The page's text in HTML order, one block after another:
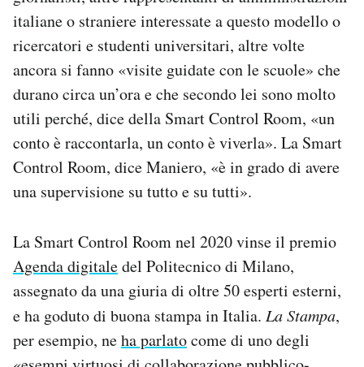
italiane o straniere interessate a questo modello o
ricercatori e studenti universitari, altre volte
ancora si fanno «visite guidate con le scuole» che
durano circa un’ora e che secondo lei sono molto
utili perché, dice della Smart Control Room, «un
conto è raccontarla, un conto è viverla». La Smart
Control Room, dice Maniero, «è in grado di avere
una supervisione su tutto e su tutti».
La Smart Control Room nel 2020 vinse il premio
Agenda digitaledel Politecnico di Milano,
assegnato da una giuria di oltre 50 esperti esterni,
e ha goduto di buona stampa in Italia. La Stampa,
per esempio, neha parlatocome di uno degli